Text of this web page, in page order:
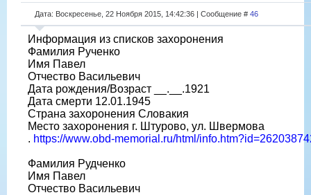
Дата: Воскресенье, 22 Ноября 2015, 14:42:36 | Сообщение # 46
Информация из списков захоронения
Фамилия Рученко
Имя Павел
Отчество Васильевич
Дата рождения/Возраст __.__.1921
Дата смерти 12.01.1945
Страна захоронения Словакия
Место захоронения г. Штурово, ул. Швермова
. https://www.obd-memorial.ru/html/
Фамилия Рудченко
Имя Павел
Отчество Васильевич